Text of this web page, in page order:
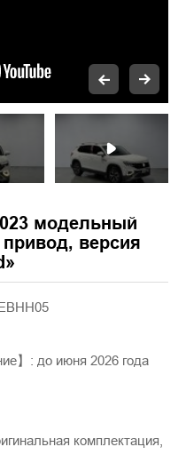
модельный
версия
】: до июня 2026 года
комплектация,